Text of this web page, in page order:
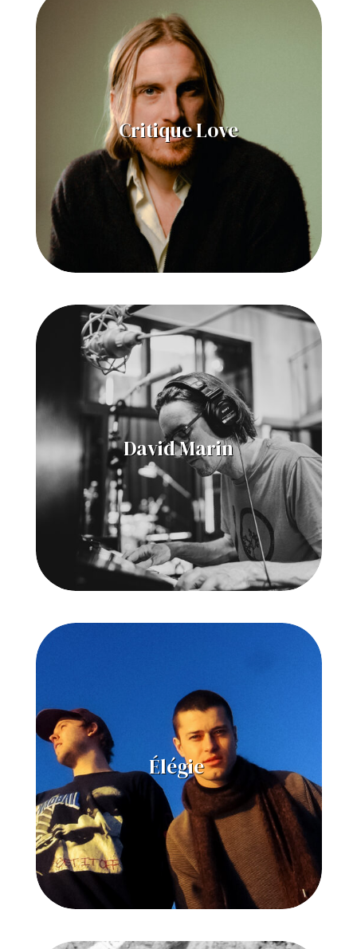
Critique Love
David Marin
Élégie